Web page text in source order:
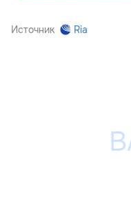
Источник Ria